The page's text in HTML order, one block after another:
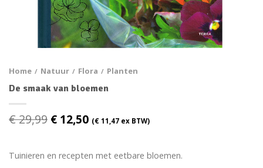
Home / Natuur / Flora / Planten
De smaak van bloemen
€29,99 € 12,50 (€ 11,47 ex BTW)
Tuinieren en recepten met eetbare bloemen.